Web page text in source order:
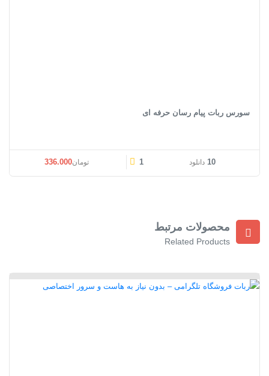
سورس ربات پیام رسان حرفه ای
10 دانلود 1 قیمت اصلی: تومان336.000 بود.
تومان336.000قیمت فعلی:
محصولات مرتبط
Related Products